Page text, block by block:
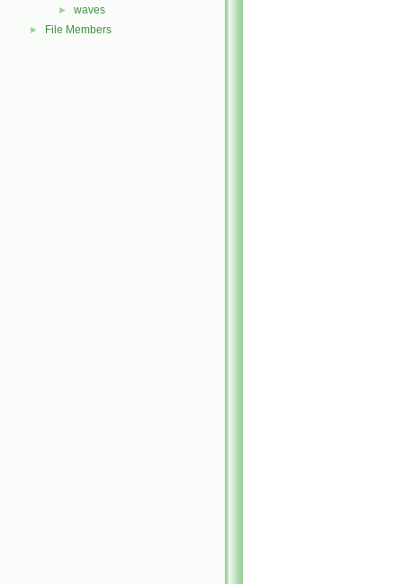
► waves
► File Members